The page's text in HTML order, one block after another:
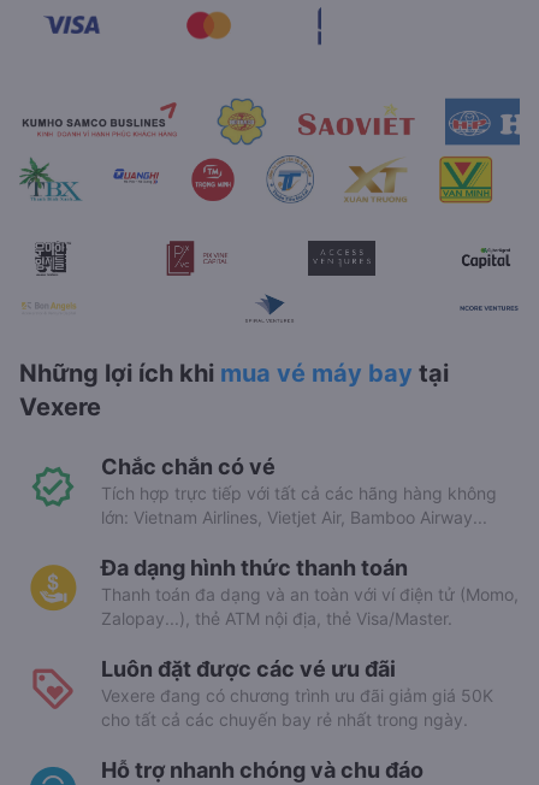
Những lợi ích khi mua vé máy bay tại
Vexere
Chắc chắn có vé
Tích hợp trực tiếp với tất cả các hãng hàng không
lớn: Vietnam Airlines, Vietjet Air, Bamboo Airway...
Đa dạng hình thức thanh toán
Thanh toán đa dạng và an toàn với ví điện tử (Momo,
Zalopay...), thẻ ATM nội địa, thẻ Visa/Master.
Luôn đặt được các vé ưu đãi
Vexere đang có chương trình ưu đãi giảm giá 50K
cho tất cả các chuyến bay rẻ nhất trong ngày.
Hỗ trợ nhanh chóng và chu đáo